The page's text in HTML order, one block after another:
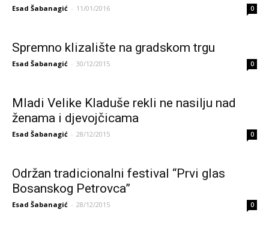
Esad Šabanagić - 11/01/2016 0
Spremno klizalište na gradskom trgu
Esad Šabanagić - 30/12/2015 0
Mladi Velike Kladuše rekli ne nasilju nad
ženama i djevojčicama
Esad Šabanagić - 28/12/2015 0
Održan tradicionalni festival “Prvi glas
Bosanskog Petrovca”
Esad Šabanagić - 28/12/2015 0